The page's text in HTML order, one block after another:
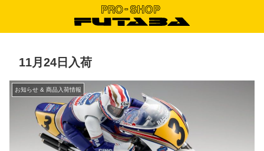
11月24日入荷
お知らせ & 商品入荷情報